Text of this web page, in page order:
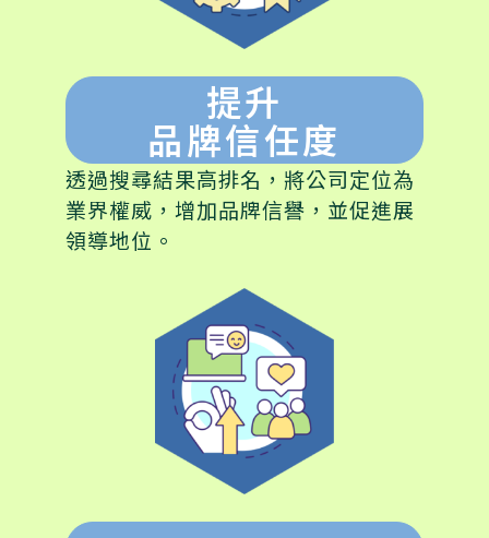
提升
品牌信任度
透過搜尋結果高排名，將公司定位為
業界權威，增加品牌信譽，並促進展
領導地位。